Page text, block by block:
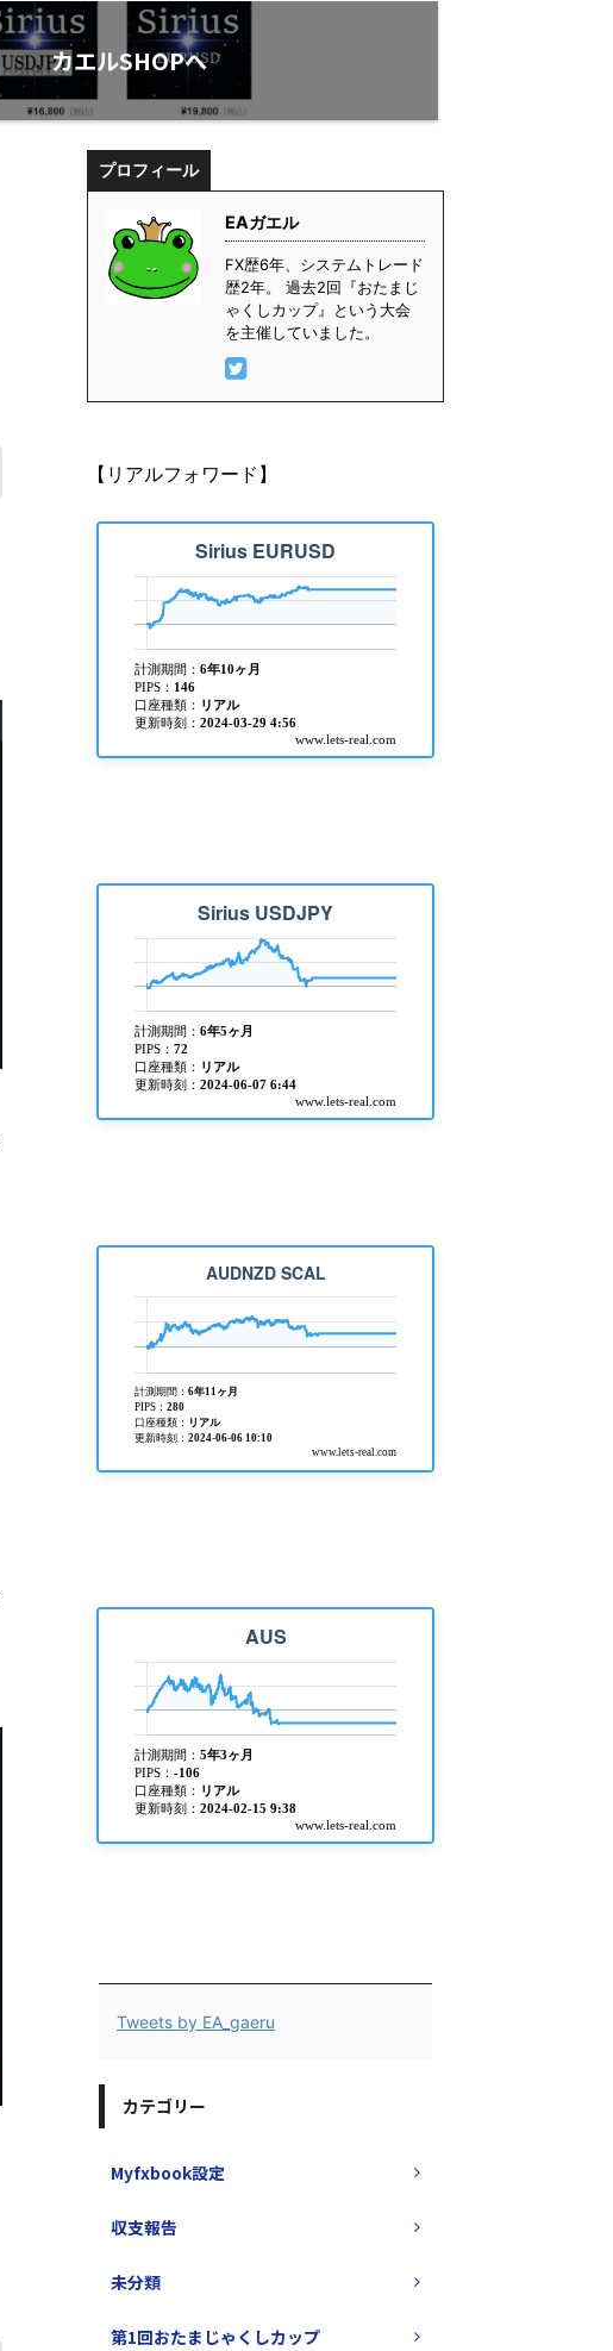
カエルSHOPへ
プロフィール
EAガエル
FX歴6年、システムトレード
歴2年。 過去2回『おたまじ
ゃくしカップ』という大会
を主催していました。
【リアルフォワード】
Tweets by EA_gaeru
カテゴリー
Myfxbook設定
収支報告
未分類
第1回おたまじゃくしカップ